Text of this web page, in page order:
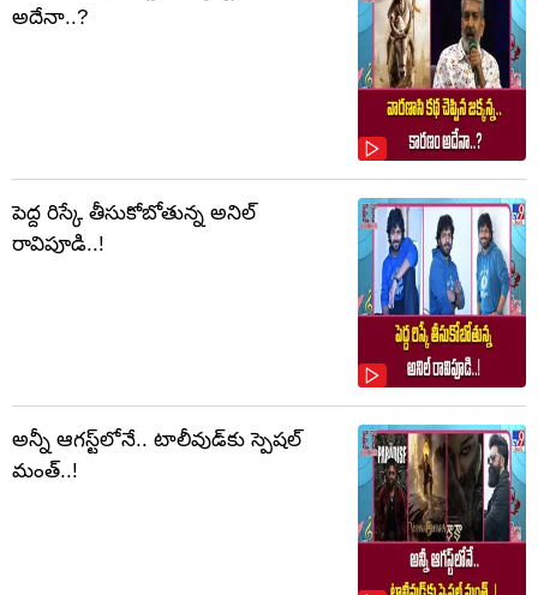
అదేనా..?
పెద్ద రిస్కే తీసుకోబోతున్న అనిల్
రావిపూడి..!
అన్నీ ఆగస్ట్‌లోనే.. టాలీవుడ్‌కు స్పెషల్
మంత్..!